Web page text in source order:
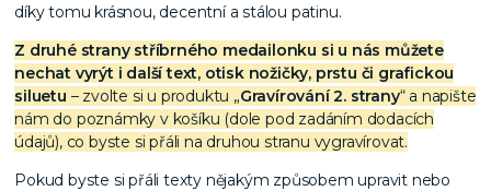
díky tomu krásnou, decentní a stálou patinu.
Z druhé strany stříbrného medailonku si u nás můžete
nechat vyrýt i další text, otisk nožičky, prstu či grafickou
siluetu – zvolte si u produktu „Gravírování 2. strany“ a napište
nám do poznámky v košíku (dole pod zadáním dodacích
údajů), co byste si přáli na druhou stranu vygravírovat.
Pokud byste si přáli texty nějakým způsobem upravit nebo